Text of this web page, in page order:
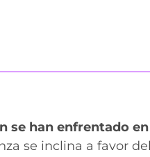
se han enfrentado
se inclina a favor